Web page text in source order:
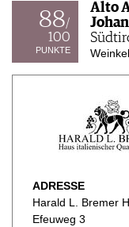
88/
100
PUNKTE
Alto
ADRESSE
Harald L. Bremer
Efeuweg 3